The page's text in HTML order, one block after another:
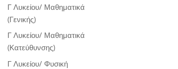
Γ Λυκείου/ Μαθηματικά
(Γενικής)
Γ Λυκείου/ Μαθηματικά
(Κατεύθυνσης)
Γ Λυκείου/ Φυσική